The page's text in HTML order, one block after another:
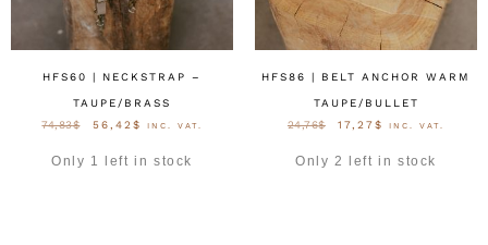
HFS60 | NECKSTRAP –
TAUPE/BRASS
74,83$ 56,42 $ INC. VAT.
Only 1 left in stock
HFS86 | BELT ANCHOR WARM
TAUPE/BULLET
24,76$ 17,27$ INC. VAT.
Only 2 left in stock